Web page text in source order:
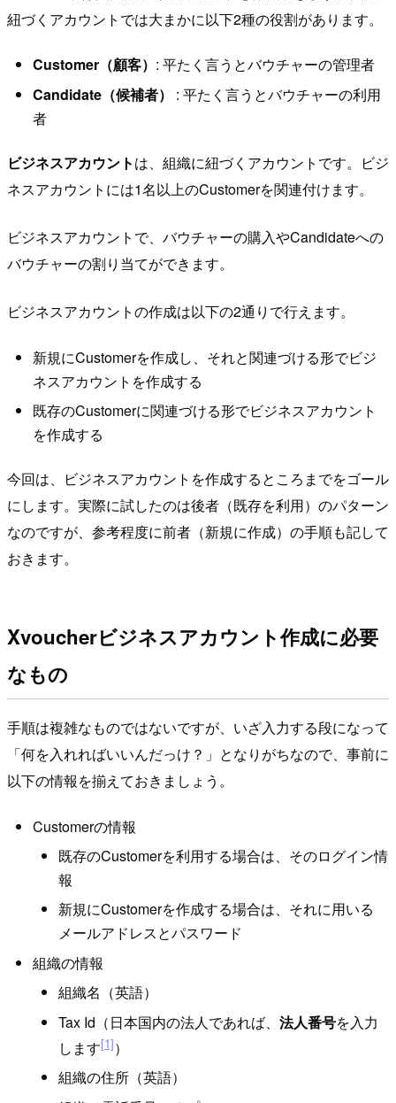
紐づくアカウントでは大まかに以下2種の役割があります。
Customer（顧客） : 平たく言うとバウチャーの管理者
Candidate（候補者）
: 平たく言うとバウチャーの利用
者
ビジネスアカウントは、組織に紐づくアカウントです。ビジ
ネスアカウントには1名以上のCustomerを関連付けます。
ビジネスアカウントで、バウチャーの購入やCandidateへの
バウチャーの割り当てができます。
ビジネスアカウントの作成は以下の2通りで行えます。
新規にCustomerを作成し、それと関連づける形でビジ
ネスアカウントを作成する
既存のCustomerに関連づける形でビジネスアカウント
を作成する
今回は、ビジネスアカウントを作成するところまでをゴール
にします。実際に試したのは後者（既存を利用）のパターン
なのですが、参考程度に前者（新規に作成）の手順も記して
おきます。
Xvoucherビジネスアカウント作成に必要
なもの
手順は複雑なものではないですが、いざ入力する段になって
「何を入れればいいんだっけ？」となりがちなので、事前に
以下の情報を揃えておきましょう。
Customerの情報
既存のCustomerを利用する場合は、そのログイン情
報
新規にCustomerを作成する場合は、それに用いる
メールアドレスとパスワード
組織の情報
組織名（英語）
Tax Id（日本国内の法人であれば、 法人番号を入力
します[1]）
組織の住所（英語）